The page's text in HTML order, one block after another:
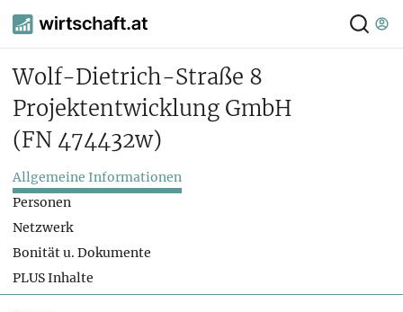
Wolf-Dietrich-Straße 8
Projektentwicklung GmbH
(FN 474432w)
Allgemeine Informationen
Personen
Netzwerk
Bonität u. Dokumente
PLUS Inhalte